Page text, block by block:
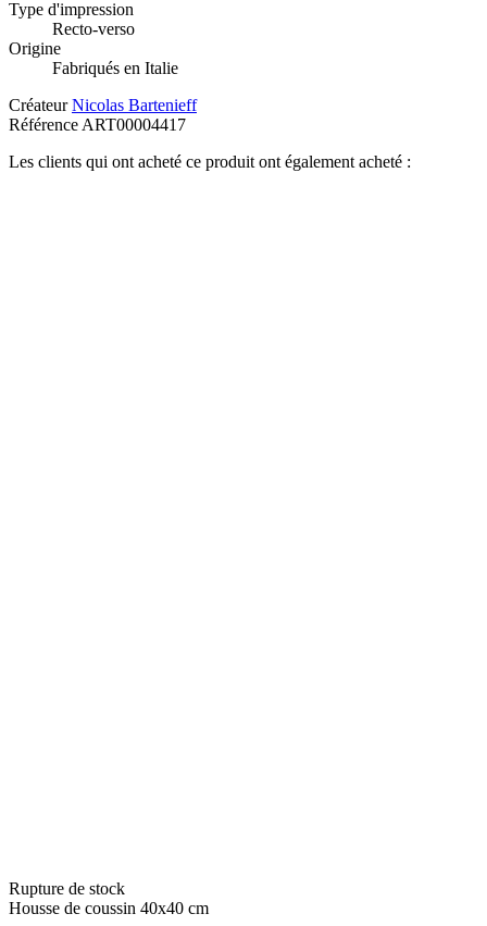
Type d'impression
Recto-verso
Origine
Fabriqués en Italie
Créateur Nicolas Bartenieff
RéférenceART00004417
Les clients qui ont acheté ce produit ont également acheté :
Rupture de stock
Housse de coussin 40x40 cm